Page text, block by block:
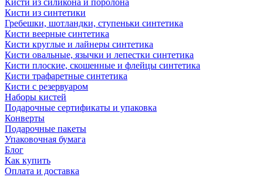
Кисти из силикона и поролона
Кисти из синтетики
Гребешки, шотландки, ступеньки синтетика
Кисти веерные синтетика
Кисти круглые и лайнеры синтетика
Кисти овальные, язычки и лепестки синтетика
Кисти плоские, скошенные и флейцы синтетика
Кисти трафаретные синтетика
Кисти с резервуаром
Наборы кистей
Подарочные сертификаты и упаковка
Конверты
Подарочные пакеты
Упаковочная бумага
Блог
Как купить
Оплата и доставка